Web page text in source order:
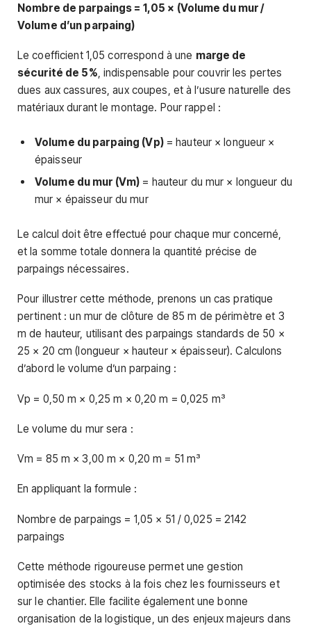
Nombre de parpaings = 1,05 × (Volume du mur /
Volume d’un parpaing)
Le coefficient 1,05 correspond à une marge de
sécurité de 5%, indispensable pour couvrir les pertes
dues aux cassures, aux coupes, et à l’usure naturelle des
matériaux durant le montage. Pour rappel :
Volume du parpaing (Vp)= hauteur × longueur ×
épaisseur
Volume du mur (Vm) = hauteur du mur × longueur du
mur × épaisseur du mur
Le calcul doit être effectué pour chaque mur concerné,
et la somme totale donnera la quantité précise de
parpaings nécessaires.
Pour illustrer cette méthode, prenons un cas pratique
pertinent : un mur de clôture de 85 m de périmètre et 3
m de hauteur, utilisant des parpaings standards de 50 ×
25 × 20 cm (longueur × hauteur × épaisseur). Calculons
d’abord le volume d’un parpaing :
Vp = 0,50 m × 0,25 m × 0,20 m = 0,025 m³
Le volume du mur sera :
Vm = 85 m × 3,00 m × 0,20 m = 51 m³
En appliquant la formule :
Nombre de parpaings = 1,05 × 51 / 0,025 = 2142
parpaings
Cette méthode rigoureuse permet une gestion
optimisée des stocks à la fois chez les fournisseurs et
sur le chantier. Elle facilite également une bonne
organisation de la logistique, un des enjeux majeurs dans